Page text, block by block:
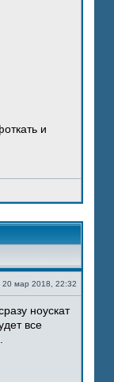
и
20 мар 2018, 22:32
ноускат
все